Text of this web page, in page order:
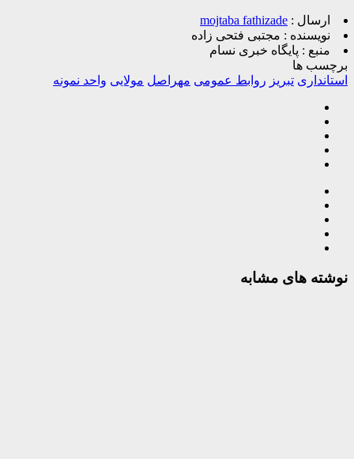
ارسال : mojtaba fathizade
نویسنده : مجتبی فتحی زاده
منبع : پایگاه خبری نسام
برچسب ها
استانداری تبریز روابط عمومی مهراصل مولایی واحد نمونه
نوشته های مشابه